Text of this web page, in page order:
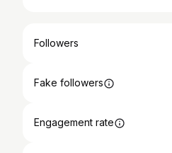
Followers
Fake followers
Engagement rate